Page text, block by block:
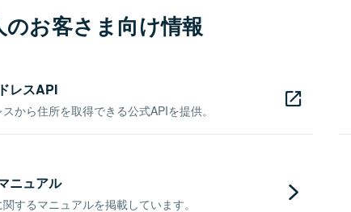
お客さま向け情報
レスAPI
から住所を取得できる公式APIを提供。
ニュアル
するマニュアルを掲載しています。